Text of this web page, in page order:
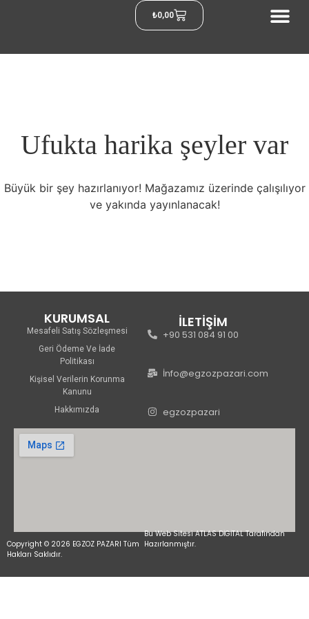
₺0,00
Ufukta harika şeyler var
Büyük bir şey hazırlanıyor! Mağazamız üzerinde çalışılıyor
ve yakında yayınlanacak!
KURUMSAL
Mesafeli Satış Sözleşmesi
Geri Ödeme Ve İade
Politikası
Kişisel Verilerin Korunma
Kanunu
Hakkımızda
İLETİŞİM
+90 531 084 91 00
İnfo@egzozpazari.com
egzozpazari
Copyright © 2026 EGZOZ PAZARI Tüm
Hakları Saklıdır.
Bu Web Sitesi ATLAS DİGİTAL Tarafından
Hazırlanmıştır.